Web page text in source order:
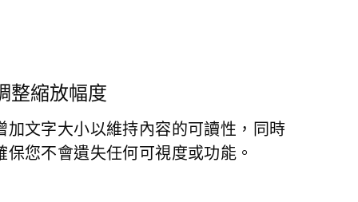
整縮放幅度
加文字大小以維持內容的可讀性，同時
保您不會遺失任何可視度或功能。